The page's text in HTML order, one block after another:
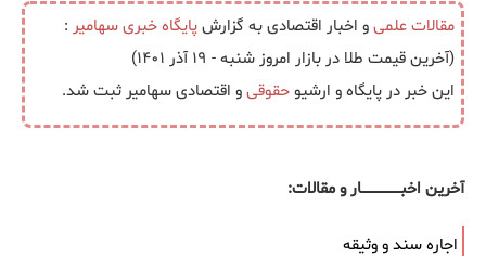
مقالات علمیو اخبار اقتصادی به گزارشپایگاه خبریسهامیر :
(آخرین قیمت طلا در بازار امروز شنبه - ۱۹ آذر ۱۴۰۱)
این خبر در پایگاه و ارشیوحقوقیو اقتصادی سهامیر ثبت شد.
آخرین اخبــــــــــــــــــار و مقالات:
اجاره سند و وثیقه